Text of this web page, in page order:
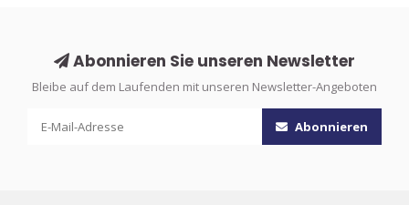
Abonnieren Sie unseren Newsletter
Bleibe auf dem Laufenden mit unseren Newsletter-Angeboten
Abonnieren